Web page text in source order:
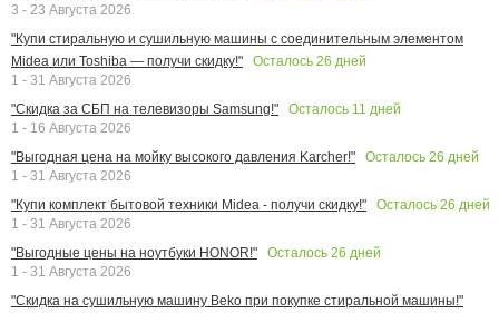
3 - 23 Августа 2026
"Купи стиральную и сушильную машины с соединительным элементом
Midea или Toshiba — получи скидку!"
Осталось 26 дней
1 - 31 Августа 2026
"Скидка за СБП на телевизоры Samsung!"
Осталось 11 дней
1 - 16 Августа 2026
"Выгодная цена на мойку высокого давления Karcher!"
Осталось 26 дней
1 - 31 Августа 2026
"Купи комплект бытовой техники Midea - получи скидку!"
Осталось 26 дней
1 - 31 Августа 2026
"Выгодные цены на ноутбуки HONOR!"
Осталось 26 дней
1 - 31 Августа 2026
"Скидка на сушильную машину Beko при покупке стиральной машины!"